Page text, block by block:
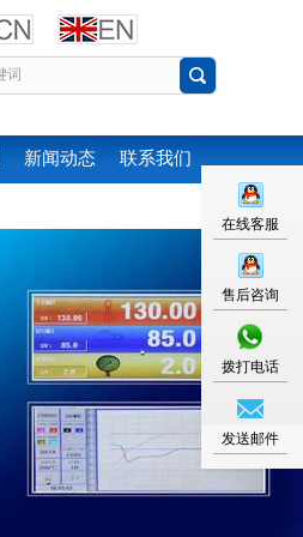
新闻动态 联系我们
在线客服
售后咨询
拨打电话
发送邮件